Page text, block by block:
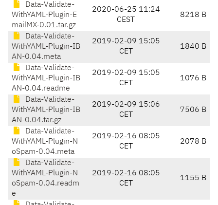
Data-Validate-
WithYAML-Plugin-E
mailMX-0.01.tar.gz
2020-06-25 11:24
CEST
8218 B
Data-Validate-
WithYAML-Plugin-IB
AN-0.04.meta
2019-02-09 15:05
CET
1840 B
Data-Validate-
WithYAML-Plugin-IB
AN-0.04.readme
2019-02-09 15:05
CET
1076 B
Data-Validate-
WithYAML-Plugin-IB
AN-0.04.tar.gz
2019-02-09 15:06
CET
7506 B
Data-Validate-
WithYAML-Plugin-N
oSpam-0.04.meta
2019-02-16 08:05
CET
2078 B
Data-Validate-
WithYAML-Plugin-N
oSpam-0.04.readm
e
2019-02-16 08:05
CET
1155 B